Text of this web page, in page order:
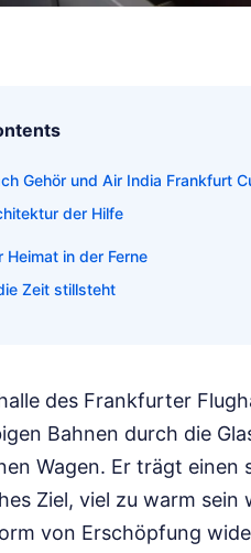
Gehör und Air India Frankfurt
der Hilfe
Heimat in der Ferne
Zeit stillsteht
des Frankfurter
Bahnen durch die
Wagen. Er trägt einen
Ziel, viel zu warm
von Erschöpfung